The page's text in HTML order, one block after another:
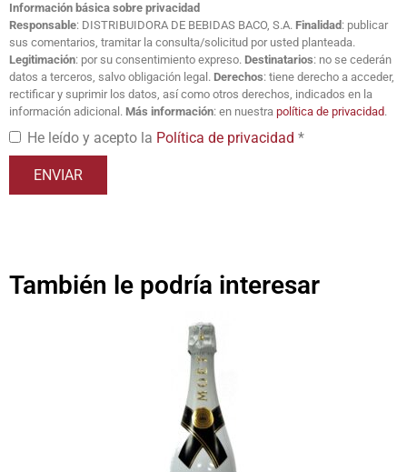
Información básica sobre privacidad
Responsable: DISTRIBUIDORA DE BEBIDAS BACO, S.A. Finalidad : publicar
sus comentarios, tramitar la consulta/solicitud por usted planteada.
Legitimación: por su consentimiento expreso. Destinatarios: no se cederán
datos a terceros, salvo obligación legal. Derechos: tiene derecho a acceder,
rectificar y suprimir los datos, así como otros derechos, indicados en la
información adicional. Más información: en nuestra política de privacidad.
He leído y acepto la Política de privacidad *
También le podría interesar